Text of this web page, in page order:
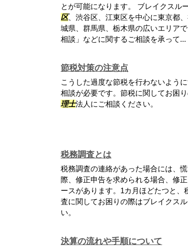
とが可能になります。 ブレイクスル
区、渋谷区、江東区を中心に東京都
城県、群馬県、栃木県の広いエリア
相談」などに関するご相談を承って...
節税対策の注意点
こうした過度な節税を行わないよう
相談が必要です。節税に関してお困
理士法人にご相談ください。
税務調査とは
税務調査の連絡があった場合には、
際、修正申告を求められる場合、修
ースがあります。1カ月ほどたつと
査に関してお困りの際はブレイクス
い。
決算の流れや手順について